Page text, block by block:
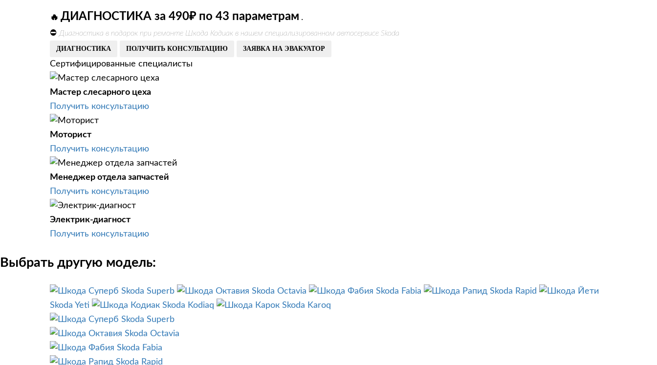
🔥 ДИАГНОСТИКА за 490₽ по 43 параметрам .
⛔ Диагностика в подарок при ремонте Шкода Кодиак в нашем специализированном автосервисе Skoda
ДИАГНОСТИКА ПОЛУЧИТЬ КОНСУЛЬТАЦИЮ ЗАЯВКА НА ЭВАКУАТОР
Сертифицированные специалисты
Мастер слесарного цеха
Получить консультацию
Моторист
Получить консультацию
Менеджер отдела запчастей
Получить консультацию
Электрик-диагност
Получить консультацию
Выбрать другую модель:
Skoda Superb Skoda Octavia Skoda Fabia
Skoda Rapid
Skoda Yeti
Skoda Kodiaq
Skoda Karoq
Skoda Superb
Skoda Octavia
Skoda Fabia
Skoda Rapid